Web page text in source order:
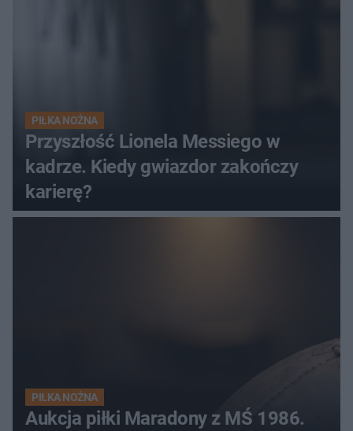
PIŁKA NOŻNA
Przyszłość Lionela Messiego w
kadrze. Kiedy gwiazdor zakończy
karierę?
PIŁKA NOŻNA
Aukcja piłki Maradony z MŚ 1986.